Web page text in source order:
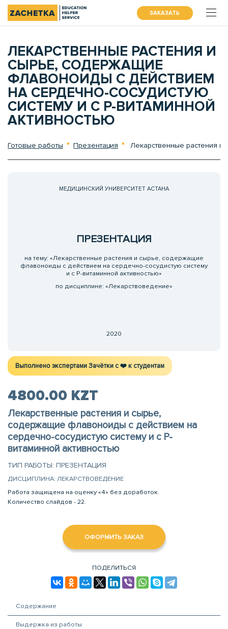
ЗАКАЗАТЬ
ЛЕКАРСТВЕННЫЕ РАСТЕНИЯ И
СЫРЬЕ, СОДЕРЖАЩИЕ
ФЛАВОНОИДЫ С ДЕЙСТВИЕМ
НА СЕРДЕЧНО-СОСУДИСТУЮ
СИСТЕМУ И С Р-ВИТАМИННОЙ
АКТИВНОСТЬЮ
Готовые работы Презентация Лекарственные растения и
МЕДИЦИНСКИЙ УНИВЕРСИТЕТ АСТАНА
ПРЕЗЕНТАЦИЯ
на тему: «Лекарственные растения и сырье, содержащие
флавоноиды с действием на сердечно-сосудистую систему
и с Р-витаминной активностью»
по дисциплине: «Лекарствоведение»
2020
Выполнено экспертами Зачётки c ❤️ к студентам
4800.00 KZT
Лекарственные растения и сырье,
содержащие флавоноиды с действием на
сердечно-сосудистую систему и с Р-
витаминной активностью
ТИП РАБОТЫ: ПРЕЗЕНТАЦИЯ
ДИСЦИПЛИНА: ЛЕКАРСТВОВЕДЕНИЕ
Работа защищена на оценку «4» без доработок.
Количество слайдов - 22.
ОФОРМИТЬ ЗАКАЗ
ПОДЕЛИТЬСЯ
Содержание
Выдержка из работы